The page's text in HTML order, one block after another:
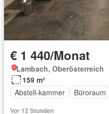
€ 1 440/Monat
Lambach, Oberösterreich
159 m²
Abstell-kammer
Büroraum
Vor 12 Stunden